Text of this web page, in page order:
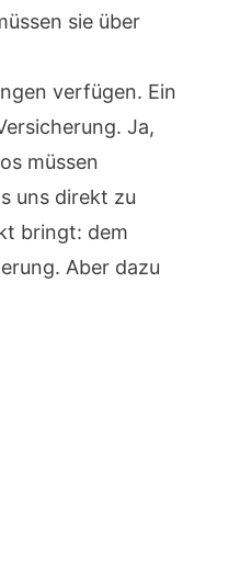
sie über
verfügen. Ein
Ja,
müssen
uns direkt zu
bringt: dem
Aber dazu